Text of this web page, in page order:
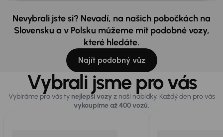
Nevybrali jste si? Nevadí, na našich pobočkách na
Slovensku a v Polsku můžeme mít podobné vozy,
které hledáte.
Najít podobný vůz
Vybrali jsme pro vás
Vybíráme pro vás ty nejlepší vozy z naší nabídky. Každý den pro vás
vykoupíme až 400 vozů.